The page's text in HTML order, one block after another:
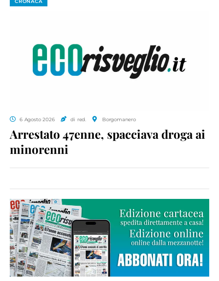
6 Agosto 2026 di red. Borgomanero
Arrestato 47enne, spacciava droga ai
minorenni